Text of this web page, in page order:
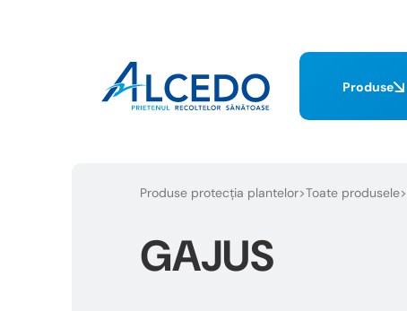
Produse
Produse protecția plantelor Toate produsele
GAJUS